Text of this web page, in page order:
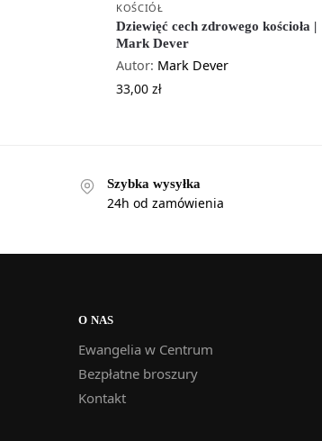
KOŚCIÓŁ
Dziewięć cech zdrowego kościoła |
Mark Dever
Autor: Mark Dever
33,00 zł
Szybka wysyłka
24h od zamówienia
O NAS
Ewangelia w Centrum
Bezpłatne broszury
Kontakt